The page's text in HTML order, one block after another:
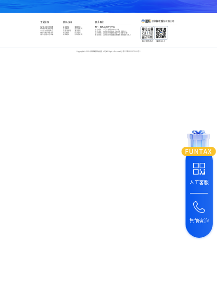
人工客服
售前咨询
主营业务
VAT新注册/转代理
EPR新注册/转代理
全球产品合规服务
商标注册/外观专利
海外/香港公司注册
税局链接
英国税局
德国税局
法国税局
意大利税局
西班牙税局
波兰税局
捷克税局
荷兰税局
瑞典税局
阿联酋税局
联系我们
TEL:185 6587 3653
深圳总部
龙华龙胜恒博中心16楼
青岛分部
山东省青岛市市北区中海大厦503
杭州分部
浙江杭州市富亿商业中心B座1015B
南京分部
江苏南京市建邺区南部市政南塔楼621-1
深圳趣税科技有限公司
趣税服务咨询 趣税公众号
Copyright ©2026深圳趣税科技有限公司 All Rights Reserved | 粤ICP备2022072555号-1